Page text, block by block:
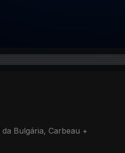
Bulgária, Carbeau +